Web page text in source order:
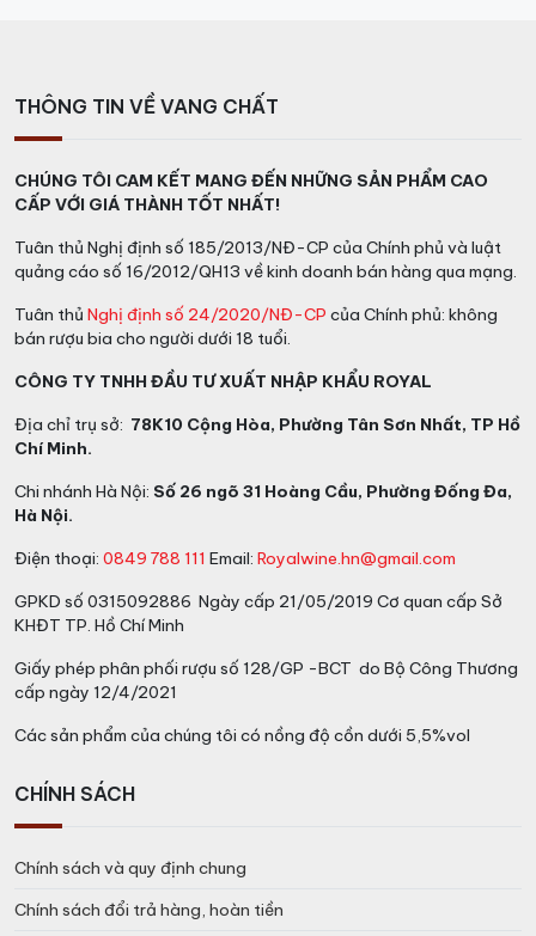
THÔNG TIN VỀ VANG CHẤT
CHÚNG TÔI CAM KẾT MANG ĐẾN NHỮNG SẢN PHẨM CAO
CẤP VỚI GIÁ THÀNH TỐT NHẤT!
Tuân thủ Nghị định số 185/2013/NĐ-CP của Chính phủ và luật
quảng cáo số 16/2012/QH13 về kinh doanh bán hàng qua mạng.
Tuân thủ Nghị định số 24/2020/NĐ-CP của Chính phủ: không
bán rượu bia cho người dưới 18 tuổi.
CÔNG TY TNHH ĐẦU TƯ XUẤT NHẬP KHẨU ROYAL
Địa chỉ trụ sở: 78K10 Cộng Hòa, Phường Tân Sơn Nhất, TP Hồ
Chí Minh.
Chi nhánh Hà Nội: Số 26 ngõ 31 Hoàng Cầu, Phường Đống Đa,
Hà Nội.
Điện thoại: 0849 788 111 Email: Royalwine.hn@gmail.com
GPKD số 0315092886 Ngày cấp 21/05/2019 Cơ quan cấp Sở
KHĐT TP. Hồ Chí Minh
Giấy phép phân phối rượu số 128/GP -BCT do Bộ Công Thương
cấp ngày 12/4/2021
Các sản phẩm của chúng tôi có nồng độ cồn dưới 5,5%vol
CHÍNH SÁCH
Chính sách và quy định chung
Chính sách đổi trả hàng, hoàn tiền